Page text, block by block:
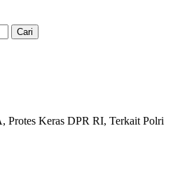
Keras DPR RI, Terkait Polri